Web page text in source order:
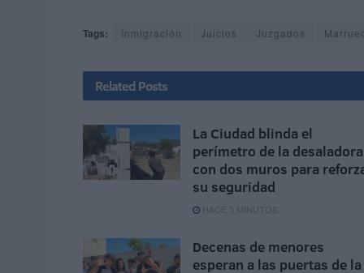
Tags: Inmigración Juicios Juzgados
Related Posts
La Ciudad blinda el
perímetro de la desaladora
con dos muros para
su seguridad
HACE 5 MINUTOS
Decenas de menores
esperan a las puertas de la